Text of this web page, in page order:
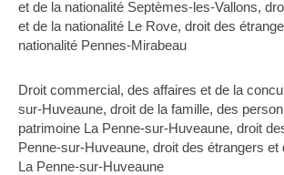
et de la nationalité Septèmes-les-Vallons,
et de la nationalité Le Rove, droit des
nationalité Pennes-Mirabeau
Droit commercial, des affaires et de la
sur-Huveaune, droit de la famille, des
patrimoine La Penne-sur-Huveaune, droit
Penne-sur-Huveaune, droit des étrangers et
La Penne-sur-Huveaune